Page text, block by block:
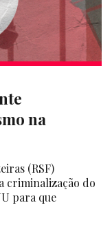
na
(RSF)
criminalização do
para que